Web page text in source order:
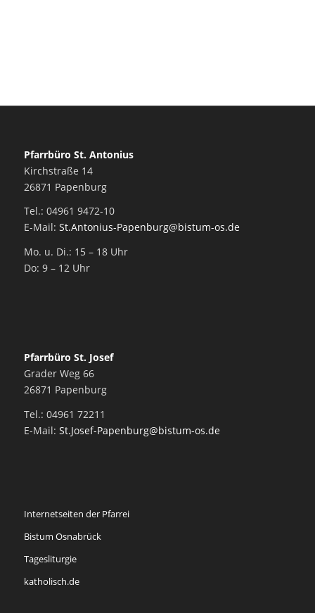
Pfarrbüro St. Antonius
Kirchstraße 14
26871 Papenburg
Tel.: 04961 9472-10
E-Mail: St.Antonius-Papenburg@bistum-os.de
Mo. u. Di.: 15 – 18 Uhr
Do: 9 – 12 Uhr
Pfarrbüro St. Josef
Grader Weg 66
26871 Papenburg
Tel.: 04961 72211
E-Mail: St.Josef-Papenburg@bistum-os.de
Internetseiten der Pfarrei
Bistum Osnabrück
Tagesliturgie
katholisch.de